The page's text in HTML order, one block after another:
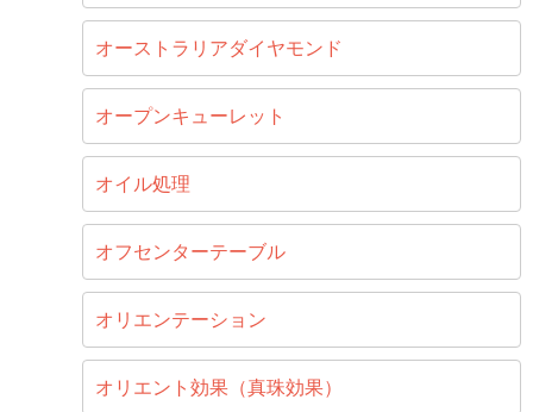
オーストラリアダイヤモンド
オープンキューレット
オイル処理
オフセンターテーブル
オリエンテーション
オリエント効果（真珠効果）